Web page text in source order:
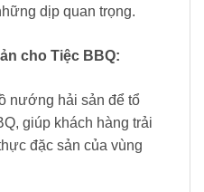
dịp quan trọng.
cho Tiệc BBQ:
nướng hải sản để tổ
giúp khách hàng trải
đặc sản của vùng